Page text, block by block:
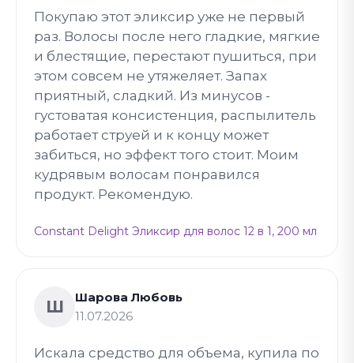
Покупаю этот эликсир уже не первый
раз. Волосы после него гладкие, мягкие
и блестящие, перестают пушиться, при
этом совсем не утяжеляет. Запах
приятный, сладкий. Из минусов -
густоватая консистенция, распылитель
работает струей и к концу может
забиться, но эффект того стоит. Моим
кудрявым волосам понравился
продукт. Рекомендую.
Constant Delight Эликсир для волос 12 в 1, 200 мл
Ш
Шарова Любовь
11.07.2026
Искала средство для объема, купила по